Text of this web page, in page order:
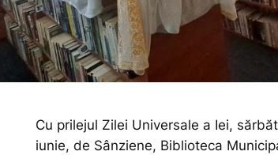
Cu prilejul Zilei Universale a Iei,
iunie, de Sânziene, Biblioteca